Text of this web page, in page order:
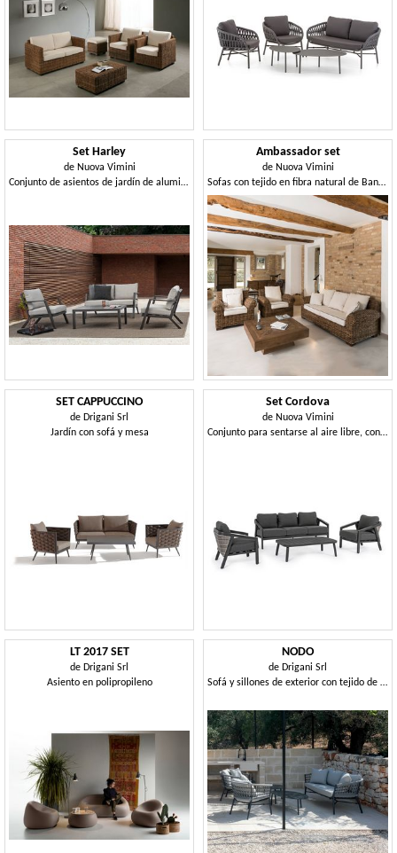
Set Harley
de Nuova Vimini
Conjunto de asientos de jardín de aluminio
Ambassador set
de Nuova Vimini
Sofas con tejido en fibra natural de Banano
SET CAPPUCCINO
de Drigani Srl
Jardín con sofá y mesa
Set Cordova
de Nuova Vimini
Conjunto para sentarse al aire libre, con cojines con fundas extraíbles
LT 2017 SET
de Drigani Srl
Asiento en polipropileno
NODO
de Drigani Srl
Sofá y sillones de exterior con tejido de cuerda.